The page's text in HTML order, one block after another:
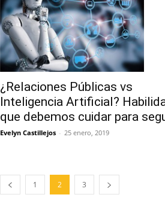
¿Relaciones Públicas vs
Inteligencia Artificial?
que debemos cuidar para
Evelyn Castillejos - 25 enero, 2019
1 2 3